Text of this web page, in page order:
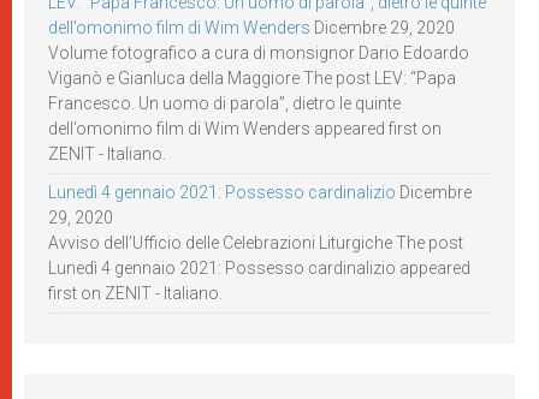
dell’omonimo film di Wim Wenders Dicembre 29, 2020
Volume fotografico a cura di monsignor Dario Edoardo
Viganò e Gianluca della Maggiore The post LEV: “Papa
Francesco. Un uomo di parola”, dietro le quinte
dell’omonimo film di Wim Wenders appeared first on
ZENIT - Italiano.
Lunedì 4 gennaio 2021: Possesso cardinalizio Dicembre
29, 2020
Avviso dell’Ufficio delle Celebrazioni Liturgiche The post
Lunedì 4 gennaio 2021: Possesso cardinalizio appeared
first on ZENIT - Italiano.